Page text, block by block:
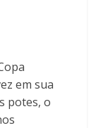
em sua
potes, o